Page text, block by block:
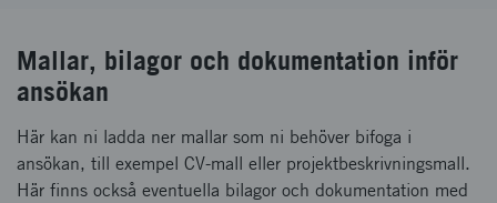
Mallar, bilagor och dokumentation inför
ansökan
Här kan ni ladda ner mallar som ni behöver bifoga i
ansökan, till exempel CV-mall eller projektbeskrivningsmall.
Här finns också eventuella bilagor och dokumentation med